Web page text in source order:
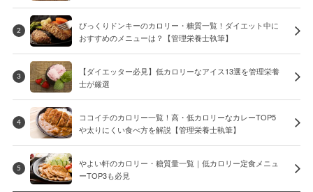
2
びっくりドンキーのカロリー・糖質一覧！ダイエット中に
おすすめのメニューは？【管理栄養士執筆】
3
【ダイエッター必見】低カロリーなアイス13選を管理栄養
士が厳選
4
ココイチのカロリー一覧！高・低カロリーなカレーTOP5
や太りにくい食べ方を解説【管理栄養士執筆】
5
やよい軒のカロリー・糖質量一覧｜低カロリー定食メニュ
ーTOP3も必見